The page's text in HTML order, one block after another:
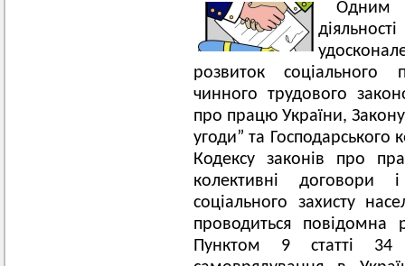
Одним
розвиток соціального
чинного трудового
про працю України,
угоди” та
Кодексу законів про
колективні договори
соціального захисту
проводиться повідомна
Пунктом 9 статті 34